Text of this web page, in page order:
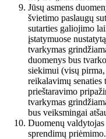
Jūsų asmens
švietimo paslaugų
sutarties galiojimo
įstatymuose
tvarkymas
duomenys bus
siekimui (visų
reikalavimų
prieštaravimo
tvarkymas
bus veiksmingai
Duomenų
sprendimų priėmimo.